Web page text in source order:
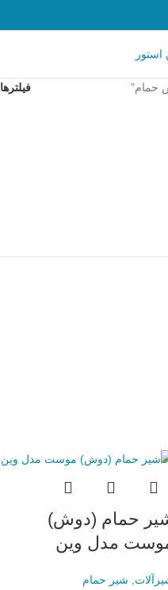
حمام” فیلترها
حمام (دوش)
مدل وین
, شیر حمام